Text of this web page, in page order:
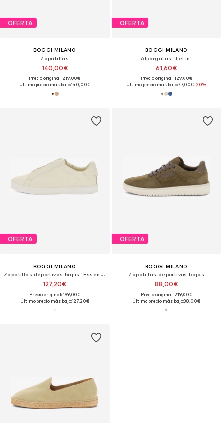
OFERTA
BOGGI MILANO
Zapatillas
140,00€
Precio original: 219,00€
Último precio más bajo:140,00€
OFERTA
BOGGI MILANO
Alpargatas 'Tellin'
61,60€
Precio original: 129,00€
Último precio más bajo:77,00€-20%
OFERTA
BOGGI MILANO
Zapatillas deportivas bajas 'Essence'
127,20€
Precio original: 199,00€
Último precio más bajo:127,20€
OFERTA
BOGGI MILANO
Zapatillas deportivas bajas
88,00€
Precio original: 219,00€
Último precio más bajo:88,00€